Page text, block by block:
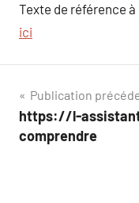
Texte de référence à
ici
Navigation
de
Publication
https://l-
comprendre